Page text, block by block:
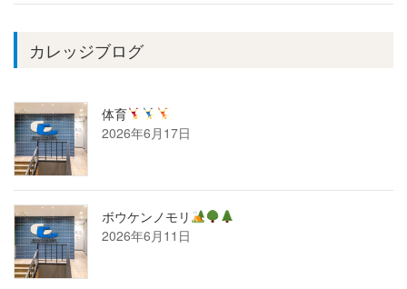
カレッジブログ
体育
2026年6月17日
ボウケンノモリ
2026年6月11日